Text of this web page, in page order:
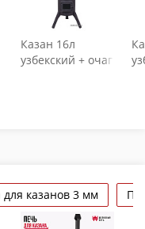
Казан 16л
узбекский + очаг
казанов 3 мм